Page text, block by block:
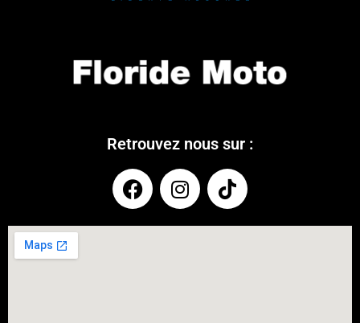
Retrouvez nous sur :